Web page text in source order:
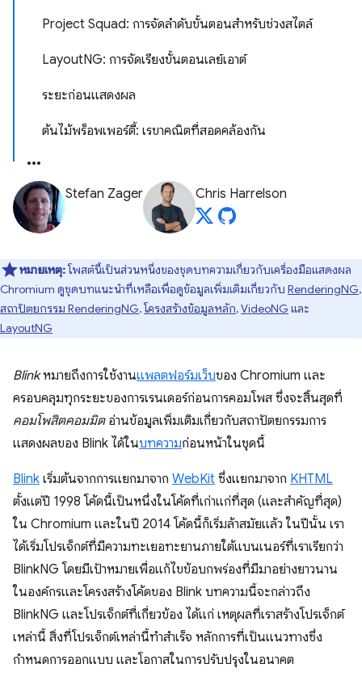
Project Squad: การจัดลำดับขั้นตอนสำหรับช่วงสไตล์
LayoutNG: การจัดเรียงขั้นตอนเลย์เอาต์
ระยะก่อนแสดงผล
ต้นไม้พร็อพเพอร์ตี้: เรขาคณิตที่สอดคล้องกัน
Stefan Zager Chris Harrelson
หมายเหตุ:โพสต์นี้เป็นส่วนหนึ่งของชุดบทความเกี่ยวกับเครื่องมือแสดงผล
Chromium ดูชุดบทแนะนำที่เหลือเพื่อดูข้อมูลเพิ่มเติมเกี่ยวกับ RenderingNG,
สถาปัตยกรรม RenderingNG,โครงสร้างข้อมูลหลัก,VideoNG และ
LayoutNG
Blinkหมายถึงการใช้งานแพลตฟอร์มเว็บของ Chromium และ
ครอบคลุมทุกระยะของการเรนเดอร์ก่อนการคอมโพส ซึ่งจะสิ้นสุดที่
คอมโพสิตคอมมิตอ่านข้อมูลเพิ่มเติมเกี่ยวกับสถาปัตยกรรมการ
แสดงผลของ Blink ได้ในบทความก่อนหน้าในชุดนี้
Blink เริ่มต้นจากการแยกมาจาก WebKit ซึ่งแยกมาจาก KHTML
ตั้งแต่ปี 1998 โค้ดนี้เป็นหนึ่งในโค้ดที่เก่าแก่ที่สุด (และสำคัญที่สุด)
ใน Chromium และในปี 2014 โค้ดนี้ก็เริ่มล้าสมัยแล้ว ในปีนั้น เรา
ได้เริ่มโปรเจ็กต์ที่มีความทะเยอทะยานภายใต้แบนเนอร์ที่เราเรียกว่า
BlinkNG โดยมีเป้าหมายเพื่อแก้ไขข้อบกพร่องที่มีมาอย่างยาวนาน
ในองค์กรและโครงสร้างโค้ดของ Blink บทความนี้จะกล่าวถึง
BlinkNG และโปรเจ็กต์ที่เกี่ยวข้อง ได้แก่ เหตุผลที่เราสร้างโปรเจ็กต์
เหล่านี้ สิ่งที่โปรเจ็กต์เหล่านี้ทำสำเร็จ หลักการที่เป็นแนวทางซึ่ง
กำหนดการออกแบบ และโอกาสในการปรับปรุงในอนาคต